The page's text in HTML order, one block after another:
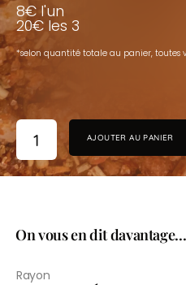
8€ l'un
20€ les 3
*selon quantité totale au panier, toutes
AJOUTER AU PANIER
On vous en dit davantage...
Rayon